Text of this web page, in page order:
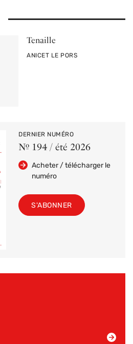
Tenaille
PAR
ANICET LE PORS
DERNIER NUMÉRO
Nº 194 / été 2026
Acheter / télécharger le
numéro
S'ABONNER